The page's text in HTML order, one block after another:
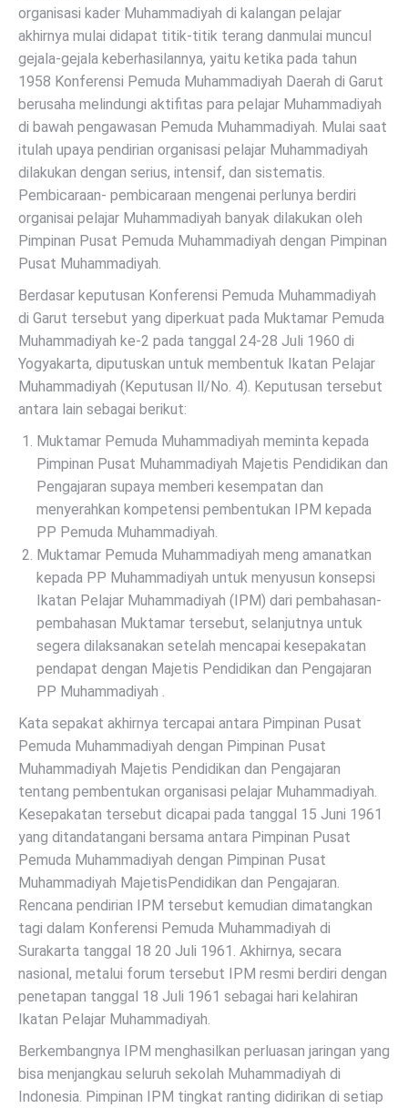
organisasi kader Muhammadiyah di kalangan pelajar
akhirnya mulai didapat titik-titik terang danmulai muncul
gejala-gejala keberhasilannya, yaitu ketika pada tahun
1958 Konferensi Pemuda Muhammadiyah Daerah di Garut
berusaha melindungi aktifitas para pelajar Muhammadiyah
di bawah pengawasan Pemuda Muhammadiyah. Mulai saat
itulah upaya pendirian organisasi pelajar Muhammadiyah
dilakukan dengan serius, intensif, dan sistematis.
Pembicaraan- pembicaraan mengenai perlunya berdiri
organisai pelajar Muhammadiyah banyak dilakukan oleh
Pimpinan Pusat Pemuda Muhammadiyah dengan Pimpinan
Pusat Muhammadiyah.
Berdasar keputusan Konferensi Pemuda Muhammadiyah
di Garut tersebut yang diperkuat pada Muktamar Pemuda
Muhammadiyah ke-2 pada tanggal 24-28 Juli 1960 di
Yogyakarta, diputuskan untuk membentuk Ikatan Pelajar
Muhammadiyah (Keputusan ll/No. 4). Keputusan tersebut
antara lain sebagai berikut:
Muktamar Pemuda Muhammadiyah meminta kepada
Pimpinan Pusat Muhammadiyah Majetis Pendidikan dan
Pengajaran supaya memberi kesempatan dan
menyerahkan kompetensi pembentukan IPM kepada
PP Pemuda Muhammadiyah.
Muktamar Pemuda Muhammadiyah meng amanatkan
kepada PP Muhammadiyah untuk menyusun konsepsi
Ikatan Pelajar Muhammadiyah (IPM) dari pembahasan-
pembahasan Muktamar tersebut, selanjutnya untuk
segera dilaksanakan setelah mencapai kesepakatan
pendapat dengan Majetis Pendidikan dan Pengajaran
PP Muhammadiyah .
Kata sepakat akhirnya tercapai antara Pimpinan Pusat
Pemuda Muhammadiyah dengan Pimpinan Pusat
Muhammadiyah Majetis Pendidikan dan Pengajaran
tentang pembentukan organisasi pelajar Muhammadiyah.
Kesepakatan tersebut dicapai pada tanggal 15 Juni 1961
yang ditandatangani bersama antara Pimpinan Pusat
Pemuda Muhammadiyah dengan Pimpinan Pusat
Muhammadiyah MajetisPendidikan dan Pengajaran.
Rencana pendirian IPM tersebut kemudian dimatangkan
tagi dalam Konferensi Pemuda Muhammadiyah di
Surakarta tanggal 18 20 Juli 1961. Akhirnya, secara
nasional, metalui forum tersebut IPM resmi berdiri dengan
penetapan tanggal 18 Juli 1961 sebagai hari kelahiran
Ikatan Pelajar Muhammadiyah.
Berkembangnya IPM menghasilkan perluasan jaringan yang
bisa menjangkau seluruh sekolah Muhammadiyah di
Indonesia. Pimpinan IPM tingkat ranting didirikan di setiap